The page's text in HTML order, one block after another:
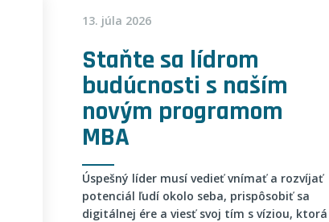
Staňte sa lídrom
budúcnosti s naším
novým programom
MBA
Úspešný líder musí vedieť vnímať a rozvíjať
potenciál ľudí okolo seba, prispôsobiť sa
digitálnej ére a viesť svoj tím s víziou, ktorá
13. júla 2026